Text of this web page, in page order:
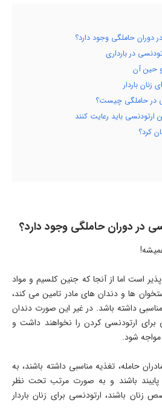
دوران حاملگی وجود دارد؟
در بارداری
و حین آن
باردار
در حاملگی چیست؟
ارتودنسی باید رعایت کنند
کرد؟
در دوران حاملگی وجود دارد؟
است اما از آنجا که جنین کلسیم و مواد
ها و دندان های مادر تامین می کند،
مناسبی داشته باشد. در غیر این صورت دندان
برای ارتودنسی کردن را نخواهند داشت و
شود.
حامله، تغذیه مناسبی داشته باشند، به
باشند و به صورت مرتب تحت نظر
باشند، ارتودنسی برای زنان باردار